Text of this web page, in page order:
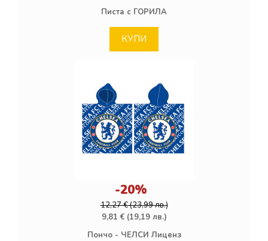
Писта с ГОРИЛА
КУПИ
-20%
12,27 € (23,99 лв.)
9,81 € (19,19 лв.)
Пончо - ЧЕЛСИ Лиценз